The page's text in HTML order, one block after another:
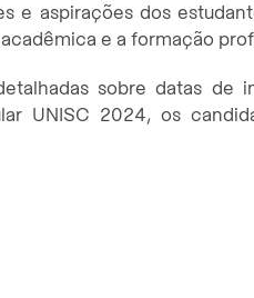
e aspirações dos
e a formação
sobre datas de
UNISC 2024, os